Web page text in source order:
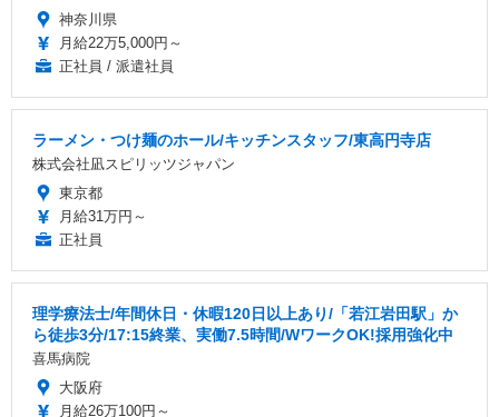
神奈川県
月給22万5,000円～
正社員 / 派遣社員
ラーメン・つけ麺のホール/キッチンスタッフ/東高円寺店
株式会社凪スピリッツジャパン
東京都
月給31万円～
正社員
理学療法士/年間休日・休暇120日以上あり/「若江岩田駅」か
ら徒歩3分/17:15終業、実働7.5時間/WワークOK!採用強化中
喜馬病院
大阪府
月給26万100円～